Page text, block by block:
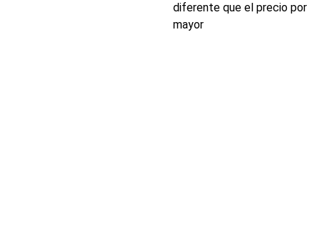
diferente que el precio por
mayor